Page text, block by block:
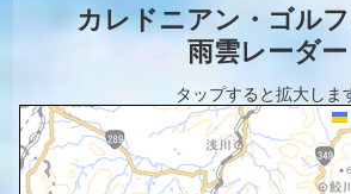
カレドニアン・ゴル
雨雲レーダー
タップすると拡大しま